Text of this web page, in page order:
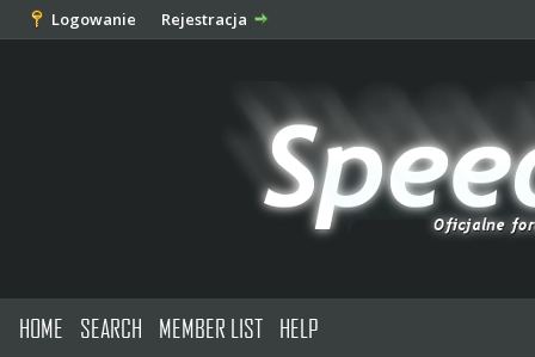
Logowanie Rejestracja
HOME SEARCH MEMBER LIST HELP